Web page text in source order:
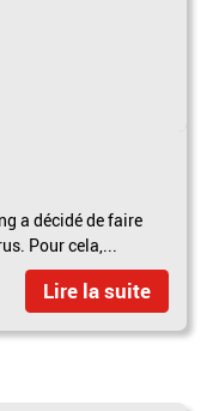
a décidé de faire
Pour cela,...
Lire la suite